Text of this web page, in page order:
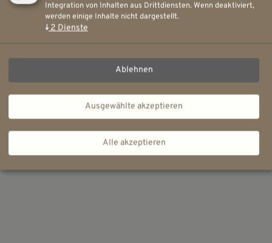
Integration von Inhalten aus Drittdiensten. Wenn deaktiviert,
werden einige Inhalte nicht dargestellt.
↓2Dienste
Ablehnen
Ausgewählte akzeptieren
Alle akzeptieren